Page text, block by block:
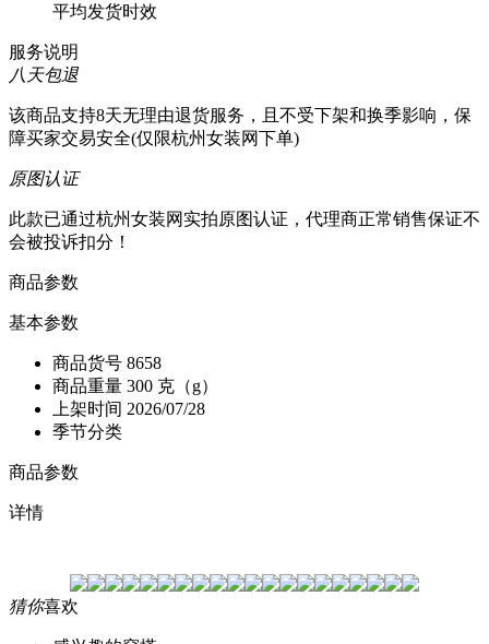
平均发货时效
服务说明
八天包退
该商品支持8天无理由退货服务，且不受下架和换季影响，保
障买家交易安全(仅限杭州女装网下单)
原图认证
此款已通过杭州女装网实拍原图认证，代理商正常销售保证不
会被投诉扣分！
商品参数
基本参数
商品货号 8658
商品重量 300 克（g）
上架时间 2026/07/28
季节分类
商品参数
详情
猜你喜欢